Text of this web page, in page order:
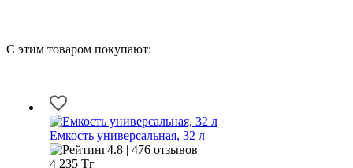
С этим товаром покупают:
Емкость универсальная, 32 л
4.8 | 476 отзывов
4 235 Тг